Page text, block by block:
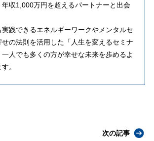
収1,000万円を超えるパートナーと出会
践できるエネルギーワークやメンタルセ
の法則を活用した「人生を変えるセミナ
人でも多くの方が幸せな未来を歩めるよ
。
次の記事